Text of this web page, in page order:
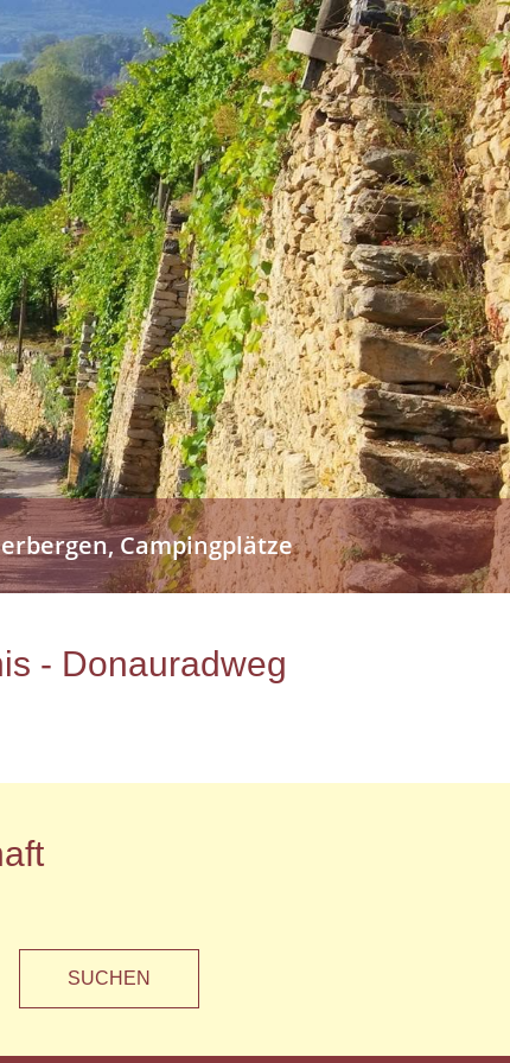
Campingplätze
- Donauradweg